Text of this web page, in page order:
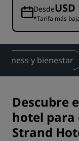
DesdeUSD
*Tarifa más
Fitness y bienestar
Descubre
hotel para
Strand